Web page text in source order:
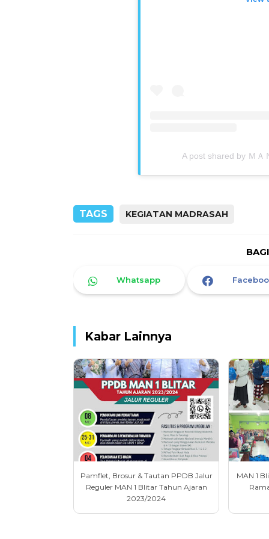
A post shared by ＭＡ
TAGS KEGIATAN MADRASAH
Whatsapp
Kabar Lainnya
Pamflet, Brosur & Tautan PPDB Jalur
Reguler MAN 1 Blitar Tahun Ajaran
2023/2024
MAN 1